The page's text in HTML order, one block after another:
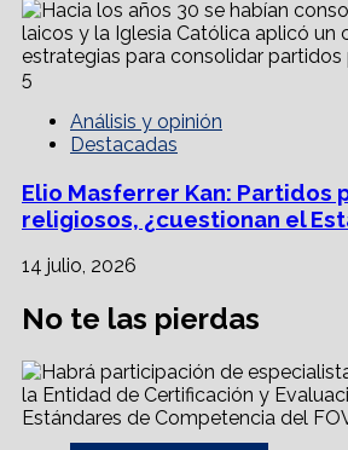
5
Análisis y opinión
Destacadas
Elio Masferrer Kan: Partidos
religiosos, ¿cuestionan el
14 julio, 2026
No te las pierdas